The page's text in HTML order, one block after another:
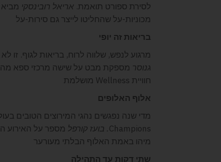
לסירת ספורט תואמת. אריאל רובינסקי
מכוניות-על שהחליטו לייצר גם סירות-על
בריאות זה יופי
מרגוע לנפש, שלווה לרוח, בריאות לגוף. זו
גנוסר מספקת מבט על שישה מרכזי ספא
חוויית Wellness מושלמת
אלוף האלופים
Champions. בועז קורפל מספר על האירוע
מיהו באמת האלוף הבלתי מעורער
שתי דקות עד התהילה